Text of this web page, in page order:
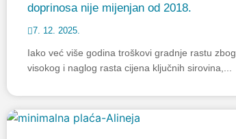
doprinosa nije mijenjan od 2018.
7. 12. 2025.
Iako već više godina troškovi gradnje rastu zbog
visokog i naglog rasta cijena ključnih sirovina,...